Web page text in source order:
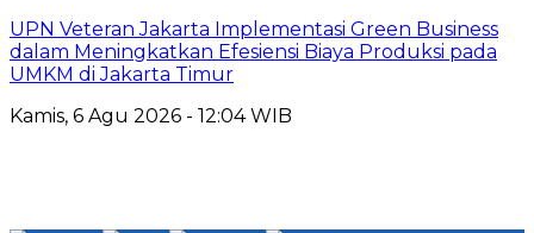
UPN Veteran Jakarta Implementasi Green Business
dalam Meningkatkan Efesiensi Biaya Produksi pada
UMKM di Jakarta Timur
Kamis, 6 Agu 2026 - 12:04 WIB